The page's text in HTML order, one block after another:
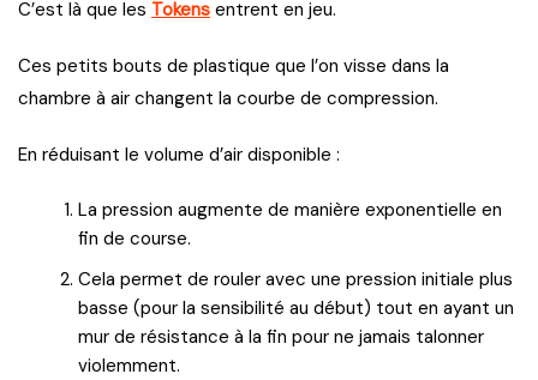
C’est là que les Tokens entrent en jeu.
Ces petits bouts de plastique que l’on visse dans la
chambre à air changent la courbe de compression.
En réduisant le volume d’air disponible :
La pression augmente de manière exponentielle en
fin de course.
Cela permet de rouler avec une pression initiale plus
basse (pour la sensibilité au début) tout en ayant un
mur de résistance à la fin pour ne jamais talonner
violemment.